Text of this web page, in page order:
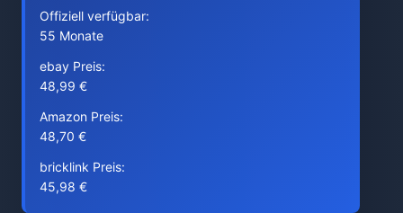
Offiziell verfügbar:
55 Monate
ebay Preis:
48,99 €
Amazon Preis:
48,70 €
bricklink Preis:
45,98 €